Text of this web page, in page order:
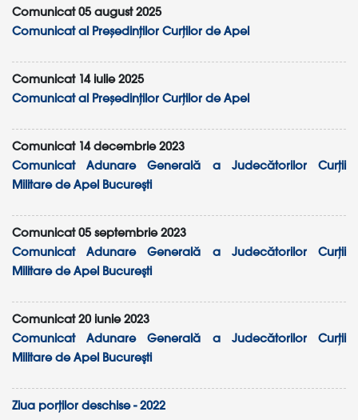
Comunicat 05 august 2025
Comunicat al Președinților Curților de Apel
Comunicat 14 iulie 2025
Comunicat al Președinților Curților de Apel
Comunicat 14 decembrie 2023
Comunicat Adunare Generală a Judecătorilor Curții
Militare de Apel Bucureşti
Comunicat 05 septembrie 2023
Comunicat Adunare Generală a Judecătorilor Curții
Militare de Apel Bucureşti
Comunicat 20 iunie 2023
Comunicat Adunare Generală a Judecătorilor Curții
Militare de Apel Bucureşti
Ziua porților deschise - 2022